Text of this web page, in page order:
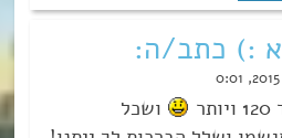
:) כתב/ה:
ושכל